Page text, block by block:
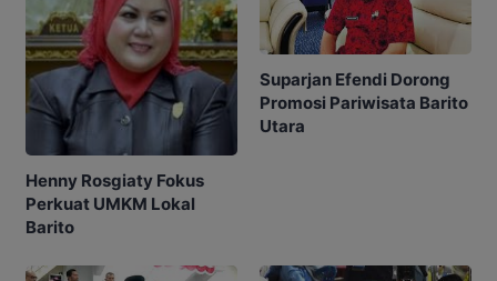
Henny Rosgiaty Fokus
Perkuat UMKM Lokal
Barito
Suparjan Efendi Dorong
Promosi Pariwisata Barito
Utara